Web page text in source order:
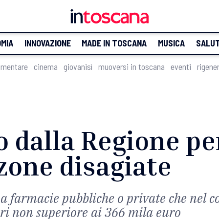
INNOVAZIONE MADE IN TOSCANA MUSICA
cinema giovanisì muoversi in toscana eventi
dalla Regione
disagiate
farmacie pubbliche o private che nel
non superiore ai 366 mila euro